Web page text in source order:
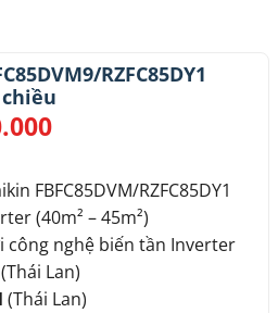
RZFC85DY1
Giá
là:
32.400.000.
FBFC85DVM/RZFC85DY1
(40m² – 45m²)
công nghệ biến tần Inverter
(Thái Lan)
(Thái Lan)